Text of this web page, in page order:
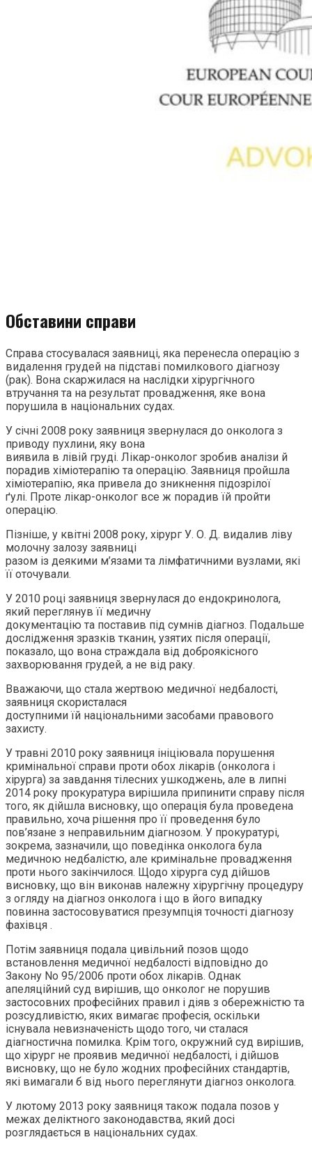
Обставини справи
Справа стосувалася заявниці, яка перенесла операцію з
видалення грудей на підставі помилкового діагнозу
(рак). Вона скаржилася на наслідки хірургічного
втручання та на результат провадження, яке вона
порушила в національних судах.
У січні 2008 року заявниця звернулася до онколога з
приводу пухлини, яку вона
виявила в лівій груді. Лікар-онколог зробив аналізи й
порадив хіміотерапію та операцію. Заявниця пройшла
хіміотерапію, яка привела до зникнення підозрілої
ґулі. Проте лікар-онколог все ж порадив їй пройти
операцію.
Пізніше, у квітні 2008 року, хірург У. О. Д. видалив ліву
молочну залозу заявниці
разом із деякими м’язами та лімфатичними вузлами, які
її оточували.
У 2010 році заявниця звернулася до ендокринолога,
який переглянув її медичну
документацію та поставив під сумнів діагноз. Подальше
дослідження зразків тканин, узятих після операції,
показало, що вона страждала від доброякісного
захворювання грудей, а не від раку.
Вважаючи, що стала жертвою медичної недбалості,
заявниця скористалася
доступними їй національними засобами правового
захисту.
У травні 2010 року заявниця ініціювала порушення
кримінальної справи проти обох лікарів (онколога і
хірурга) за завдання тілесних ушкоджень, але в липні
2014 року прокуратура вирішила припинити справу після
того, як дійшла висновку, що операція була проведена
правильно, хоча рішення про її проведення було
пов’язане з неправильним діагнозом. У прокуратурі,
зокрема, зазначили, що поведінка онколога була
медичною недбалістю, але кримінальне провадження
проти нього закінчилося. Щодо хірурга суд дійшов
висновку, що він виконав належну хірургічну процедуру
з огляду на діагноз онколога і що в його випадку
повинна застосовуватися презумпція точності діагнозу
фахівця .
Потім заявниця подала цивільний позов щодо
встановлення медичної недбалості відповідно до
Закону No 95/2006 проти обох лікарів. Однак
апеляційний суд вирішив, що онколог не порушив
застосовних професійних правил і діяв з обережністю та
розсудливістю, яких вимагає професія, оскільки
існувала невизначеність щодо того, чи сталася
діагностична помилка. Крім того, окружний суд вирішив,
що хірург не проявив медичної недбалості, і дійшов
висновку, що не було жодних професійних стандартів,
які вимагали б від нього переглянути діагноз онколога.
У лютому 2013 року заявниця також подала позов у
межах деліктного законодавства, який досі
розглядається в національних судах.